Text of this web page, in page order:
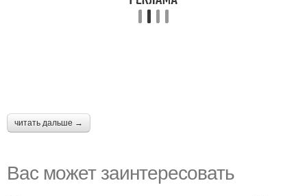
читать дальше →
Вас может заинтересовать